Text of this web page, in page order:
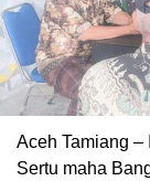
Aceh Tamiang –
Sertu maha